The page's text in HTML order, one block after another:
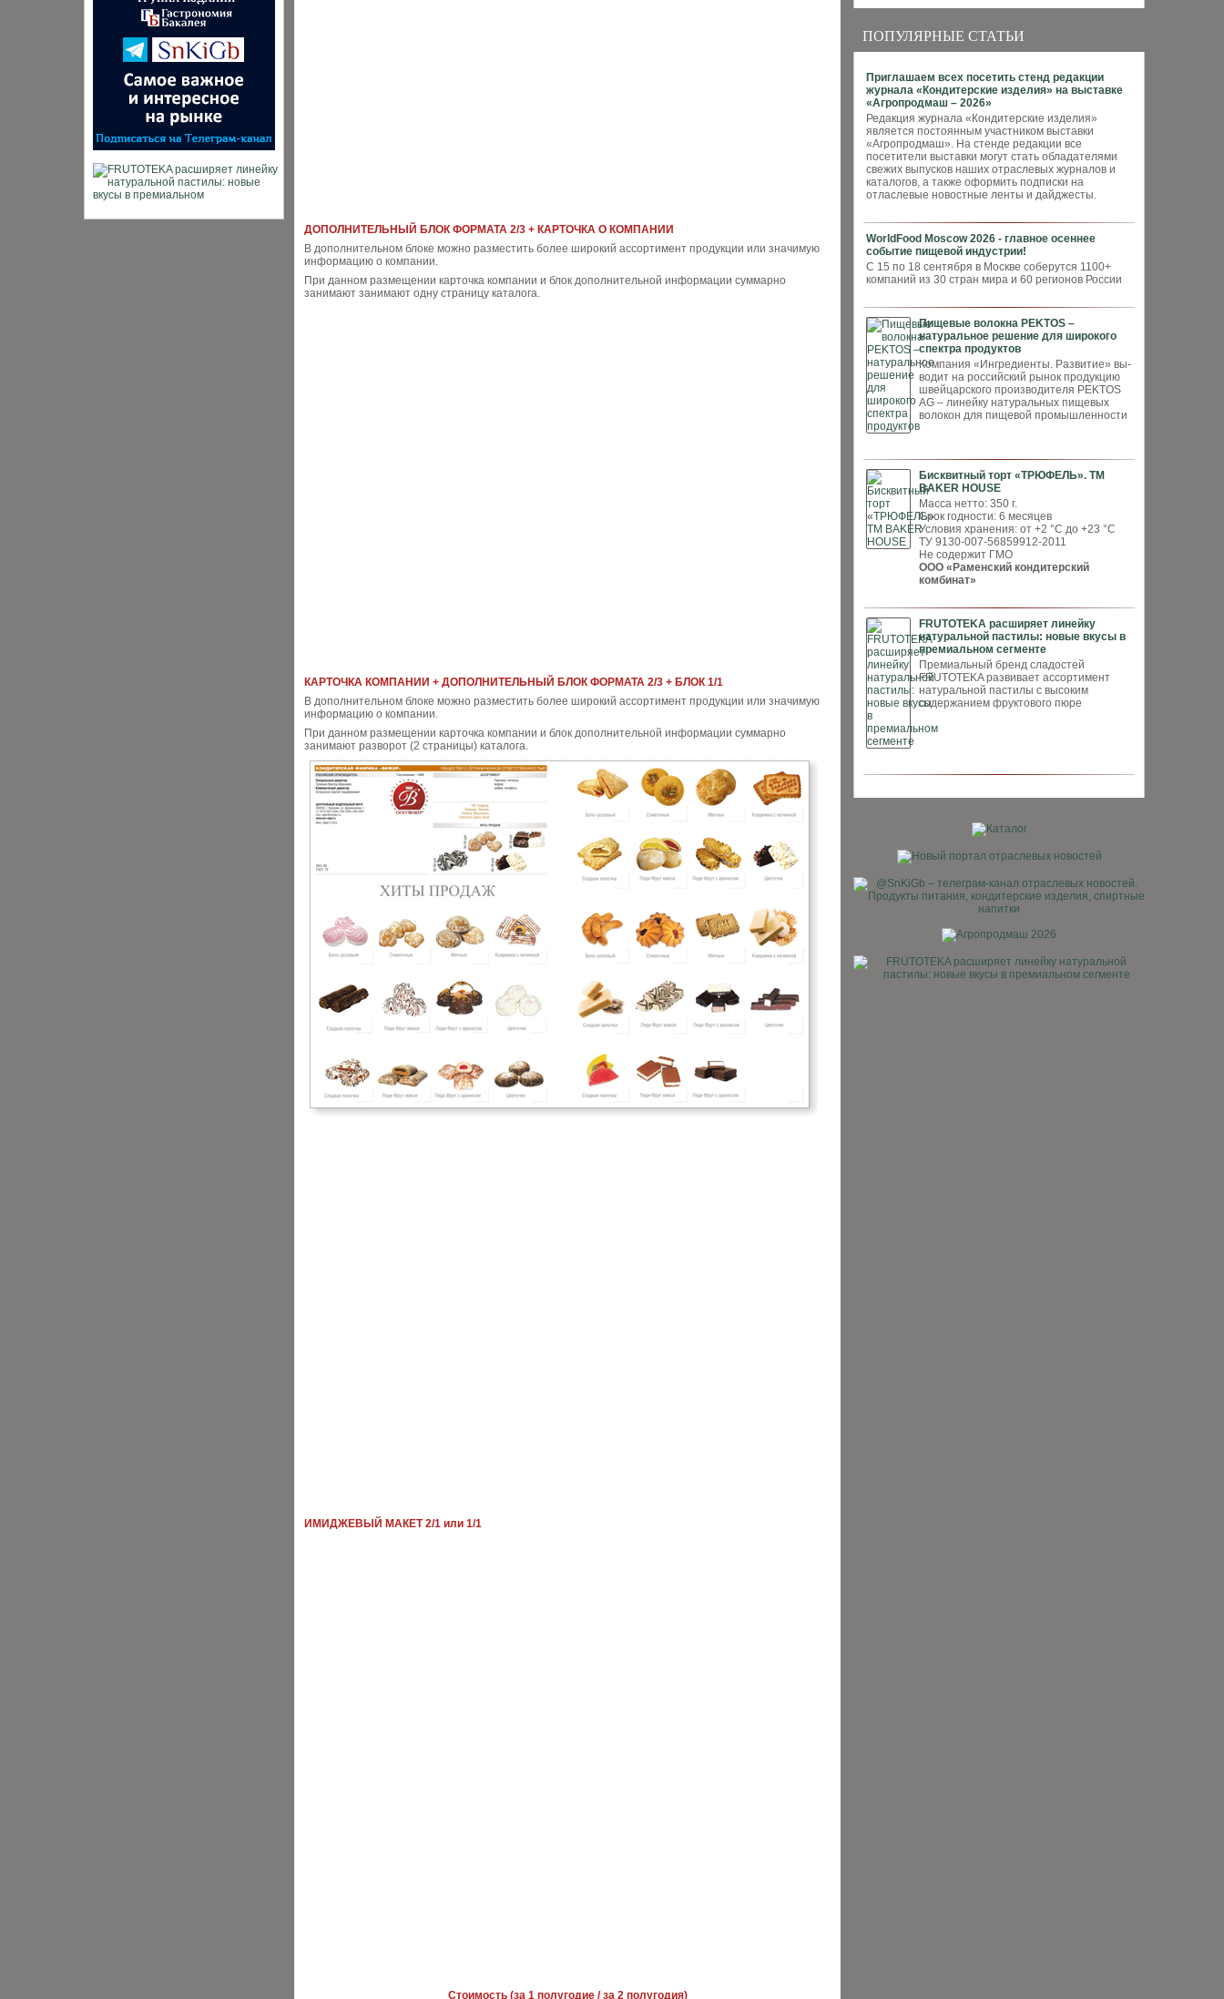
ПОПУЛЯРНЫЕ СТАТЬИ
Приглашаем всех посетить стенд редакции
журнала «Кондитерские изделия» на выставке
«Агропродмаш – 2026»
Редакция журнала «Кондитерские изделия»
является постоянным участником выставки
«Агропродмаш». На стенде редакции все
посетители выставки могут стать обладателями
свежих выпусков наших отраслевых журналов и
каталогов, а также оформить подписки на
отласлевые новостные ленты и дайджесты.
WorldFood Moscow 2026 - главное осеннее
событие пищевой индустрии!
С 15 по 18 сентября в Москве соберутся 1100+
компаний из 30 стран мира и 60 регионов России
Пищевые волокна PEKTOS –
натуральное решение для широкого
спектра продуктов
Компания «Ингредиенты. Развитие» вы­
водит на российский рынок продукцию
швей­царского производителя PEKTOS
AG – ли­нейку натуральных пищевых
волокон для пи­щевой промышленности
Бисквитный торт «ТРЮФЕЛЬ». ТМ
BAKER HOUSE
Масса нетто: 350 г.
Срок годности: 6 месяцев
Условия хранения: от +2 °С до +23 °С
ТУ 9130-007-56859912-2011
Не содержит ГМО
ООО «Раменский кондитерский
комбинат»
FRUTOTEKA расширяет линейку
натуральной пастилы: новые вкусы в
премиальном сегменте
Премиальный бренд сладостей
FRUTOTEKA развивает ассортимент
натуральной пастилы с высоким
содержанием фруктового пюре
ДОПОЛНИТЕЛЬНЫЙ БЛОК ФОРМАТА 2/3 + КАРТОЧКА О КОМПАНИИ
В дополнительном блоке можно разместить более широкий ассортимент продукции или значимую
информацию о компании.
При данном размещении карточка компании и блок дополнительной информации суммарно
занимают занимают одну страницу каталога.
КАРТОЧКА КОМПАНИИ + ДОПОЛНИТЕЛЬНЫЙ БЛОК ФОРМАТА 2/3 + БЛОК 1/1
В дополнительном блоке можно разместить более широкий ассортимент продукции или значимую
информацию о компании.
При данном размещении карточка компании и блок дополнительной информации суммарно
занимают разворот (2 страницы) каталога.
ИМИДЖЕВЫЙ МАКЕТ 2/1 или 1/1
Стоимость (за 1 полугодие / за 2 полугодия)